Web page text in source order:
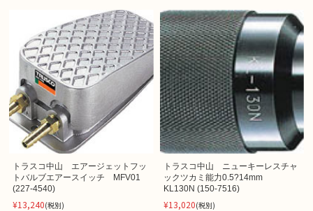
トラスコ中山 エアージェットフッ
トバルブエアースイッチ MFV01
(227-4540)
¥13,240(税別)
トラスコ中山 ニューキーレスチャ
ックツカミ能力0.5?14mm
KL130N (150-7516)
¥13,020(税別)